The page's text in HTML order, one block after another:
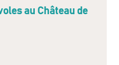
au Château de